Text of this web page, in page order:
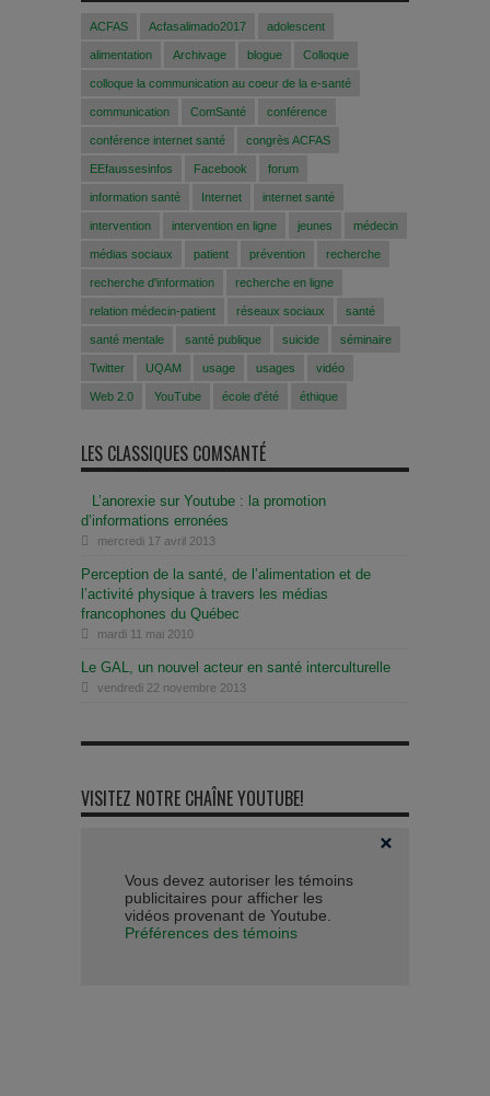
ACFAS Acfasalimado2017 adolescent
alimentation Archivage blogue Colloque
colloque la communication au coeur de la e-santé
communication ComSanté conférence
conférence internet santé congrès ACFAS
EEfaussesinfos Facebook forum
information santé Internet internet santé
intervention intervention en ligne jeunes médecin
médias sociaux patient prévention recherche
recherche d'information recherche en ligne
relation médecin-patient réseaux sociaux santé
santé mentale santé publique suicide séminaire
Twitter UQAM usage usages vidéo
Web 2.0 YouTube école d'été éthique
LES CLASSIQUES COMSANTÉ
L’anorexie sur Youtube : la promotion
d’informations erronées
mercredi 17 avril 2013
Perception de la santé, de l’alimentation et de
l’activité physique à travers les médias
francophones du Québec
mardi 11 mai 2010
Le GAL, un nouvel acteur en santé interculturelle
vendredi 22 novembre 2013
VISITEZ NOTRE CHAÎNE YOUTUBE!
Vous devez autoriser les témoins
publicitaires pour afficher les
vidéos provenant de Youtube.
Préférences des témoins